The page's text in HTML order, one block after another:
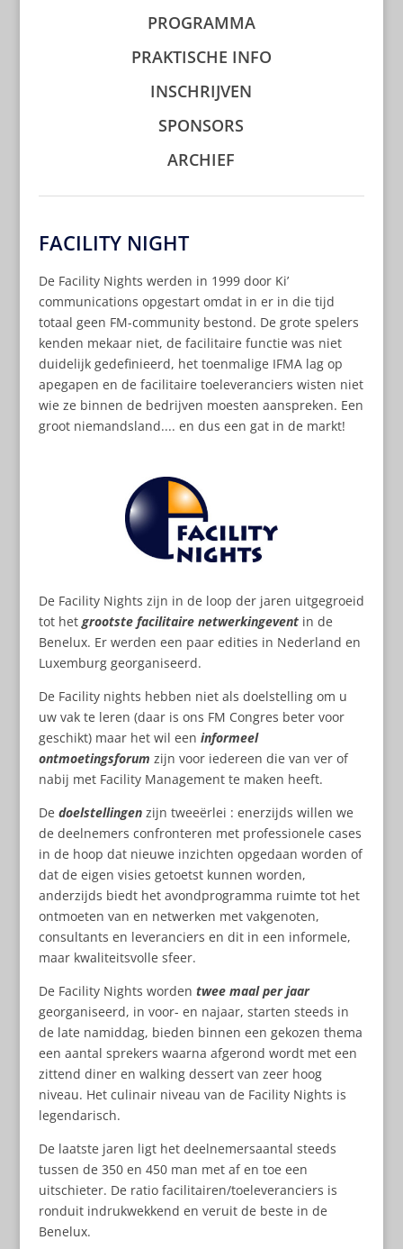
PROGRAMMA
PRAKTISCHE INFO
INSCHRIJVEN
SPONSORS
ARCHIEF
FACILITY NIGHT
De Facility Nights werden in 1999 door Ki’
communications opgestart omdat in er in die tijd
totaal geen FM-community bestond. De grote spelers
kenden mekaar niet, de facilitaire functie was niet
duidelijk gedefinieerd, het toenmalige IFMA lag op
apegapen en de facilitaire toeleveranciers wisten niet
wie ze binnen de bedrijven moesten aanspreken. Een
groot niemandsland.... en dus een gat in de markt!
De Facility Nights zijn in de loop der jaren uitgegroeid
tot het grootste facilitaire netwerkingeventin de
Benelux. Er werden een paar edities in Nederland en
Luxemburg georganiseerd.
De Facility nights hebben niet als doelstelling om u
uw vak te leren (daar is ons FM Congres beter voor
geschikt) maar het wil een informeel
ontmoetingsforum zijn voor iedereen die van ver of
nabij met Facility Management te maken heeft.
De doelstellingenzijn tweeërlei : enerzijds willen we
de deelnemers confronteren met professionele cases
in de hoop dat nieuwe inzichten opgedaan worden of
dat de eigen visies getoetst kunnen worden,
anderzijds biedt het avondprogramma ruimte tot het
ontmoeten van en netwerken met vakgenoten,
consultants en leveranciers en dit in een informele,
maar kwaliteitsvolle sfeer.
De Facility Nights worden twee maal per jaar
georganiseerd, in voor- en najaar, starten steeds in
de late namiddag, bieden binnen een gekozen thema
een aantal sprekers waarna afgerond wordt met een
zittend diner en walking dessert van zeer hoog
niveau. Het culinair niveau van de Facility Nights is
legendarisch.
De laatste jaren ligt het deelnemersaantal steeds
tussen de 350 en 450 man met af en toe een
uitschieter. De ratio facilitairen/toeleveranciers is
ronduit indrukwekkend en veruit de beste in de
Benelux.